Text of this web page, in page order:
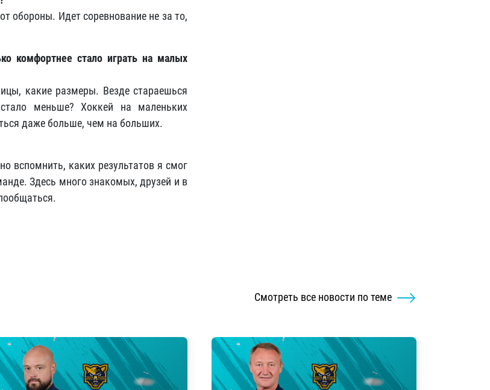
обороны. Идет соревнование не за то,
комфортнее стало играть на малых
какие размеры. Везде стараешься
меньше? Хоккей на маленьких
даже больше, чем на больших.
вспомнить, каких результатов я смог
Здесь много знакомых, друзей и в
Смотреть все новости по теме